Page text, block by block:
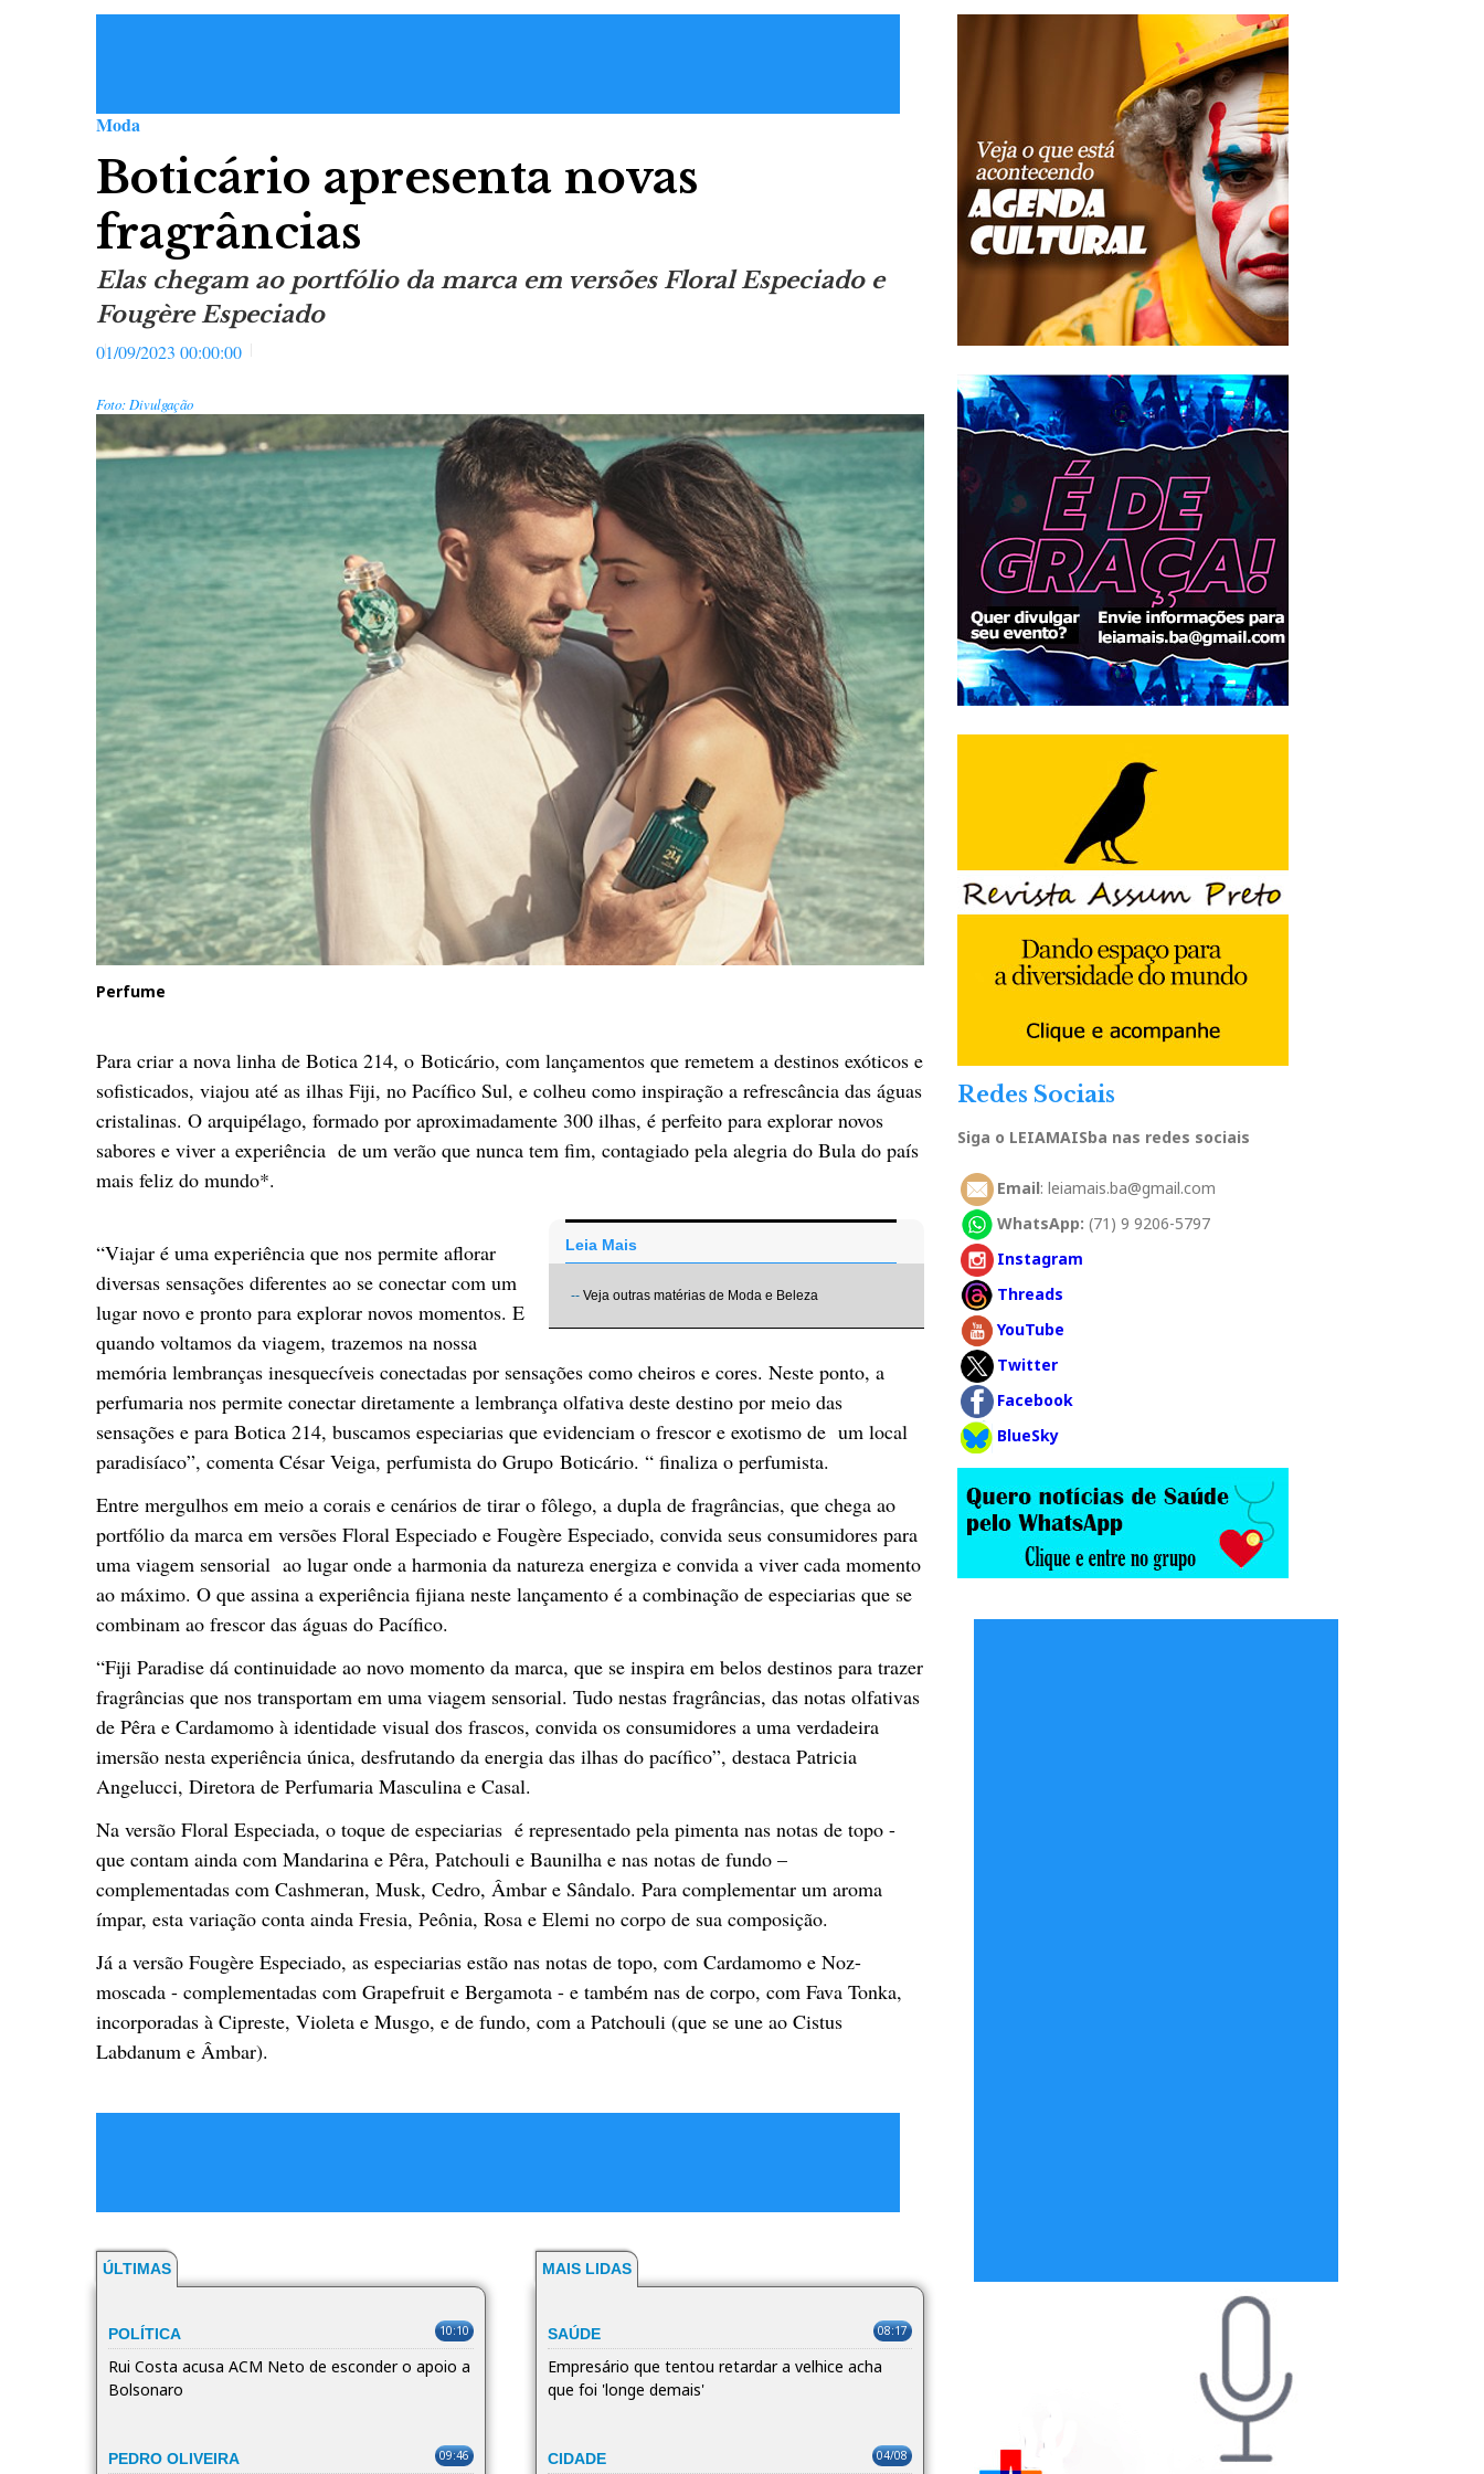
Moda
Boticário apresenta novas
fragrâncias
Elas chegam ao portfólio da marca em versões Floral Especiado e
Fougère Especiado
01/09/2023 00:00:00
Foto: Divulgação
Perfume
Para criar a nova linha de Botica 214, o Boticário, com lançamentos que remetem a destinos exóticos e
sofisticados, viajou até as ilhas Fiji, no Pacífico Sul, e colheu como inspiração a refrescância das águas
cristalinas. O arquipélago, formado por aproximadamente 300 ilhas, é perfeito para explorar novos
sabores e viver a experiência de um verão que nunca tem fim, contagiado pela alegria do Bula do país
mais feliz do mundo*.
Leia Mais
-- Veja outras matérias de Moda e Beleza
“Viajar é uma experiência que nos permite aflorar
diversas sensações diferentes ao se conectar com um
lugar novo e pronto para explorar novos momentos. E
quando voltamos da viagem, trazemos na nossa
memória lembranças inesquecíveis conectadas por sensações como cheiros e cores. Neste ponto, a
perfumaria nos permite conectar diretamente a lembrança olfativa deste destino por meio das
sensações e para Botica 214, buscamos especiarias que evidenciam o frescor e exotismo de um local
paradisíaco”, comenta César Veiga, perfumista do Grupo Boticário. “ finaliza o perfumista.
Entre mergulhos em meio a corais e cenários de tirar o fôlego, a dupla de fragrâncias, que chega ao
portfólio da marca em versões Floral Especiado e Fougère Especiado, convida seus consumidores para
uma viagem sensorial ao lugar onde a harmonia da natureza energiza e convida a viver cada momento
ao máximo. O que assina a experiência fijiana neste lançamento é a combinação de especiarias que se
combinam ao frescor das águas do Pacífico.
“Fiji Paradise dá continuidade ao novo momento da marca, que se inspira em belos destinos para trazer
fragrâncias que nos transportam em uma viagem sensorial. Tudo nestas fragrâncias, das notas olfativas
de Pêra e Cardamomo à identidade visual dos frascos, convida os consumidores a uma verdadeira
imersão nesta experiência única, desfrutando da energia das ilhas do pacífico”, destaca Patricia
Angelucci, Diretora de Perfumaria Masculina e Casal.
Na versão Floral Especiada, o toque de especiarias é representado pela pimenta nas notas de topo -
que contam ainda com Mandarina e Pêra, Patchouli e Baunilha e nas notas de fundo –
complementadas com Cashmeran, Musk, Cedro, Âmbar e Sândalo. Para complementar um aroma
ímpar, esta variação conta ainda Fresia, Peônia, Rosa e Elemi no corpo de sua composição.
Já a versão Fougère Especiado, as especiarias estão nas notas de topo, com Cardamomo e Noz-
moscada - complementadas com Grapefruit e Bergamota - e também nas de corpo, com Fava Tonka,
incorporadas à Cipreste, Violeta e Musgo, e de fundo, com a Patchouli (que se une ao Cistus
Labdanum e Âmbar).
ÚLTIMAS
POLÍTICA 10:10
Rui Costa acusa ACM Neto de esconder o apoio a
Bolsonaro
PEDRO OLIVEIRA 09:46
MAIS LIDAS
SAÚDE 08:17
Empresário que tentou retardar a velhice acha
que foi 'longe demais'
CIDADE 04/08
Redes Sociais
Siga o LEIAMAISba nas redes sociais
Email: leiamais.ba@gmail.com
WhatsApp: (71) 9 9206-5797
Instagram
Threads
YouTube
Twitter
Facebook
BlueSky